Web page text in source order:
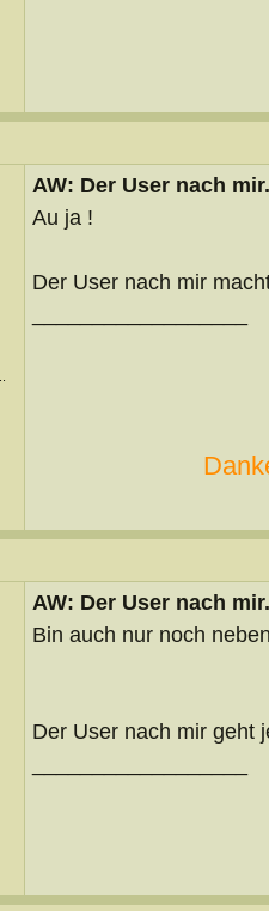
AW: Der User nach
Au ja !
Der User nach mir
AW: Der User nach
Bin auch nur noch
Der User nach mir geht